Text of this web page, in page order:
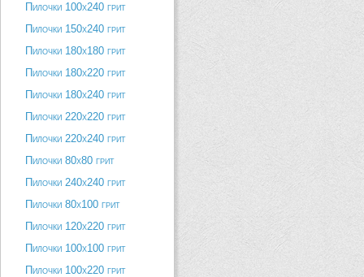
Пилочки 100х240 грит
Пилочки 150х240 грит
Пилочки 180х180 грит
Пилочки 180х220 грит
Пилочки 180х240 грит
Пилочки 220х220 грит
Пилочки 220х240 грит
Пилочки 80х80 грит
Пилочки 240х240 грит
Пилочки 80х100 грит
Пилочки 120х220 грит
Пилочки 100х100 грит
Пилочки 100х220 грит